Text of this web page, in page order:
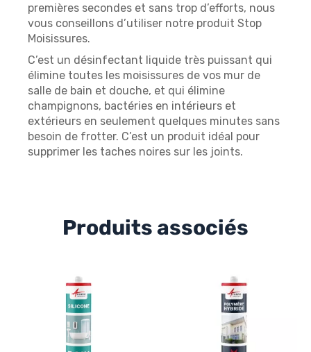
premières secondes et sans trop d’efforts, nous
vous conseillons d’utiliser notre produit Stop
Moisissures.
C’est un désinfectant liquide très puissant qui
élimine toutes les moisissures de vos mur de
salle de bain et douche, et qui élimine
champignons, bactéries en intérieurs et
extérieurs en seulement quelques minutes sans
besoin de frotter. C’est un produit idéal pour
supprimer les taches noires sur les joints.
Produits associés